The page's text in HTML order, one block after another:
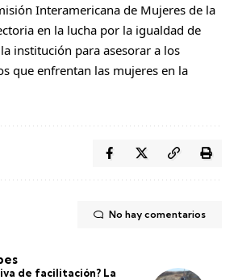
Interamericana de Mujeres de la
en la lucha por la igualdad de
institución para asesorar a los
que enfrentan las mujeres en la
No hay comentarios
de facilitación? La